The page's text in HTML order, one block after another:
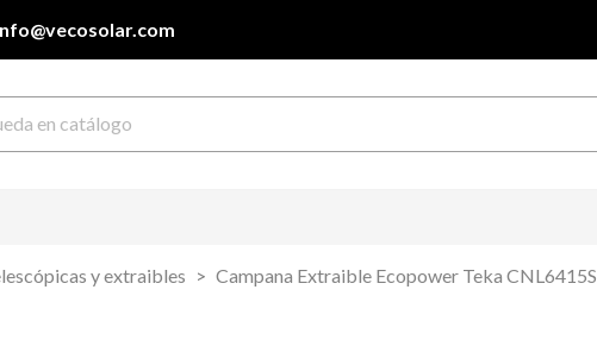
y extraibles Campana Extraible Ecopower Teka CNL6415S